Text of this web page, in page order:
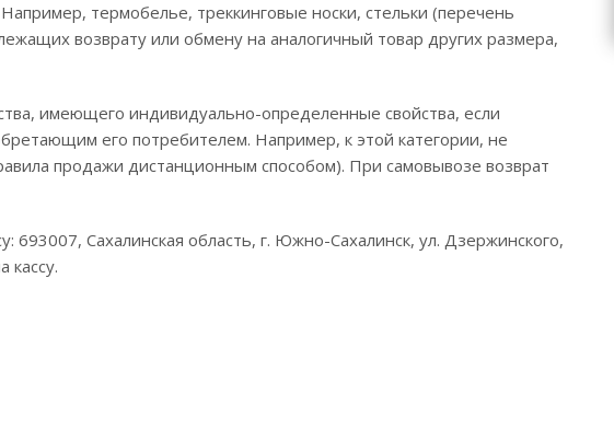
термобелье, треккинговые носки, стельки (перечень
возврату или обмену на аналогичный товар других размера,
имеющего индивидуально-определенные свойства, если
его потребителем. Например, к этой категории, не
продажи дистанционным способом). При самовывозе возврат
693007, Сахалинская область, г. Южно-Сахалинск, ул. Дзержинского,
кассу.